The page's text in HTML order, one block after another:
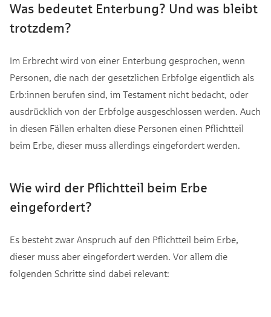
Was bedeutet Enterbung? Und was bleibt
trotzdem?
Im Erbrecht wird von einer Enterbung gesprochen, wenn
Personen, die nach der gesetzlichen Erbfolge eigentlich als
Erb:innen berufen sind, im Testament nicht bedacht, oder
ausdrücklich von der Erbfolge ausgeschlossen werden. Auch
in diesen Fällen erhalten diese Personen einen Pflichtteil
beim Erbe, dieser muss allerdings eingefordert werden.
Wie wird der Pflichtteil beim Erbe
eingefordert?
Es besteht zwar Anspruch auf den Pflichtteil beim Erbe,
dieser muss aber eingefordert werden. Vor allem die
folgenden Schritte sind dabei relevant: